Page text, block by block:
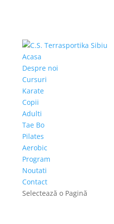
Acasa
Despre noi
Cursuri
Karate
Copii
Adulti
Tae Bo
Pilates
Aerobic
Program
Noutati
Contact
Selectează o Pagină